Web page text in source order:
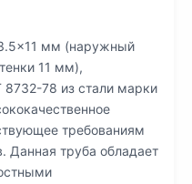
мм (наружный
11 мм),
8732-78 из стали марки
требованиям
Данная труба обладает